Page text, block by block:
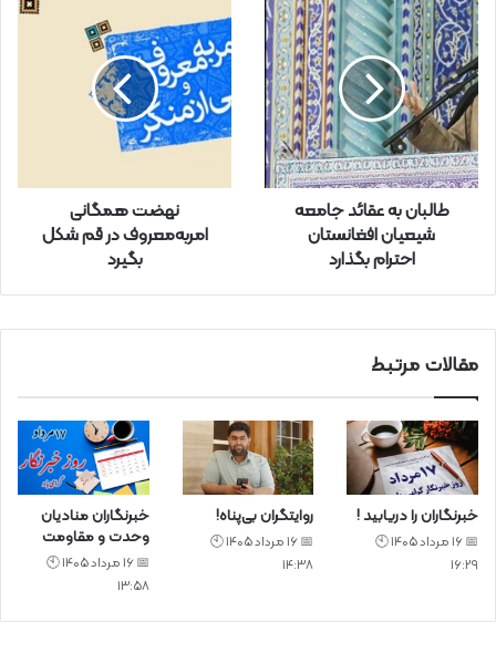
ل
خ
و
د
ر
ا
و
ا
ر
طالبان به عقائد جامعه
شیعیان افغانستان
احترام بگذارد
نهضت همگانی
امربه‌معروف در قم شکل
بگیرد
مقالات مرتبط
خبرنگاران را دریابید !
📅 16 مرداد 1405 🕙
16:29
روایتگران بی‌پناه!
📅 16 مرداد 1405 🕙
14:38
خبرنگاران منادیان
وحدت و مقاومت
📅 16 مرداد 1405 🕙
13:58